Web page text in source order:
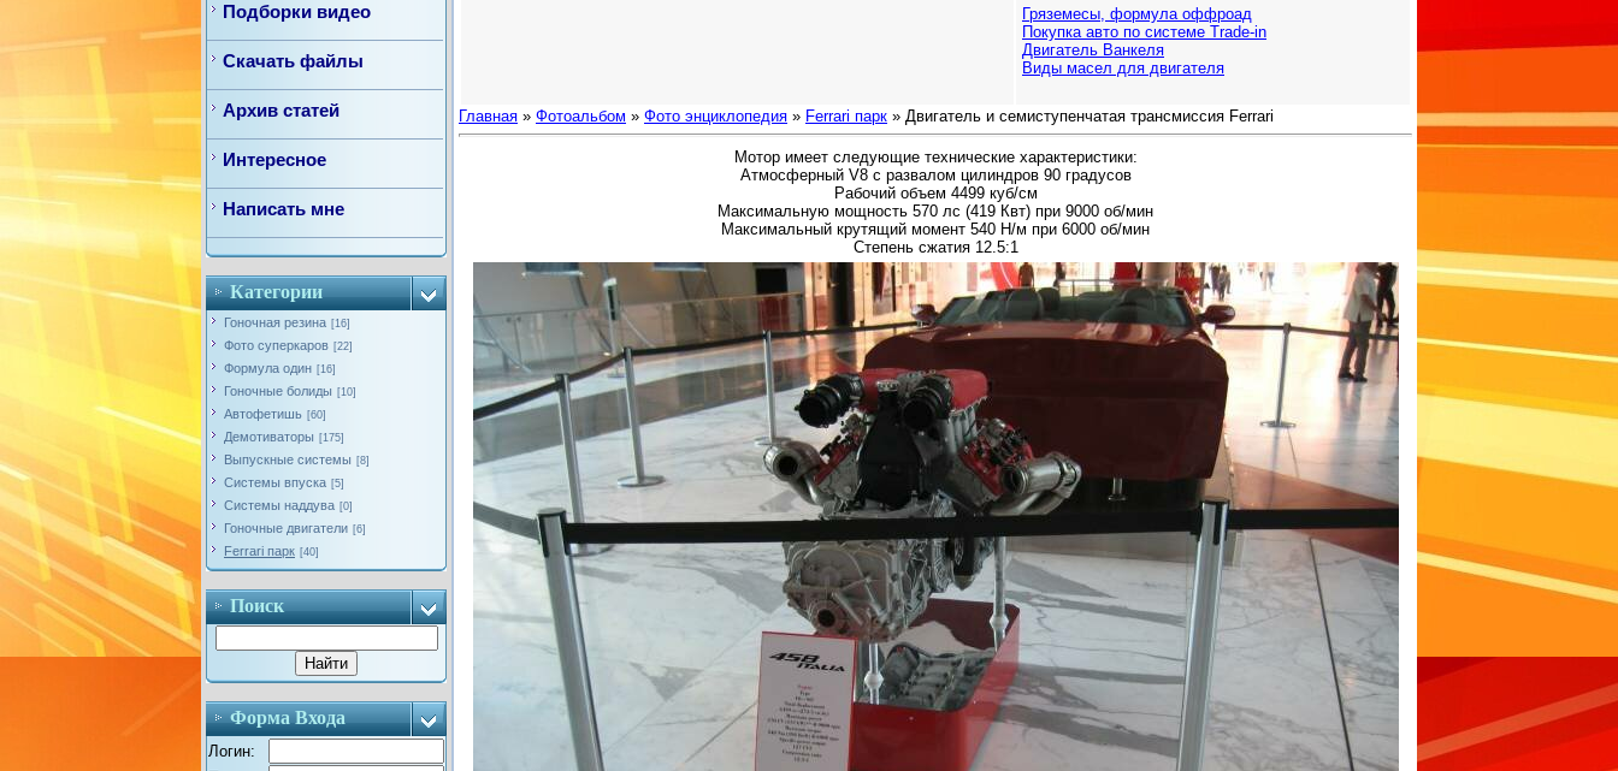
Подборки видео
Скачать файлы
Архив статей
Интересное
Написать мне
Категории
Гоночная резина [16]
Фото суперкаров [22]
Формула один [16]
Гоночные болиды [10]
Автофетишь [60]
Демотиваторы [175]
Выпускные системы [8]
Системы впуска [5]
Системы наддува [0]
Гоночные двигатели [6]
Ferrari парк [40]
Поиск
Форма Входа
Логин:
Гряземесы, формула оффроад
Покупка авто по системе Trade-in
Двигатель Ванкеля
Виды масел для двигателя
Главная » Фотоальбом » Фото энциклопедия » Ferrari парк » Двигатель и семиступенчатая трансмиссия Ferrari
Мотор имеет следующие технические характеристики:
Атмосферный V8 с развалом цилиндров 90 градусов
Рабочий объем 4499 куб/см
Максимальную мощность 570 лс (419 Квт) при 9000 об/мин
Максимальный крутящий момент 540 Н/м при 6000 об/мин
Степень сжатия 12.5:1